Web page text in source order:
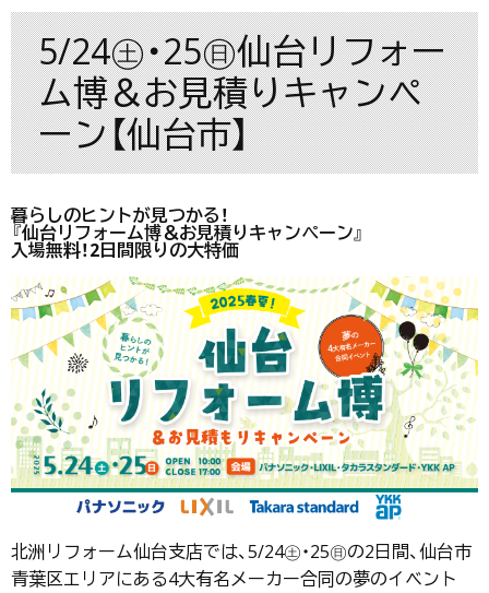
5/24㊏・25㊐仙台リフォー
ム博＆お見積りキャンペ
ーン【仙台市】
暮らしのヒントが見つかる！
『仙台リフォーム博＆お見積りキャンペーン』
入場無料！2日間限りの大特価
北洲リフォーム仙台支店では、5/24㊏・25㊐の2日間、仙台市
青葉区エリアにある4大有名メーカー合同の夢のイベント